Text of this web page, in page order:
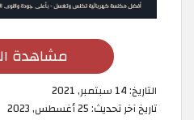
مشاهدة
التاريخ:14 سبتمبر, 2021
تاريخ آخر تحديث:25 أغسطس, 2023